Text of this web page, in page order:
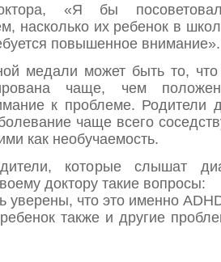
«Я бы
насколько их ребенок в
повышенное внимание».
медали может быть то,
чаще, чем
к проблеме. Родители
чаще всего
как необучаемость.
которые слышат
доктору такие вопросы:
уверены, что это именно
также и другие